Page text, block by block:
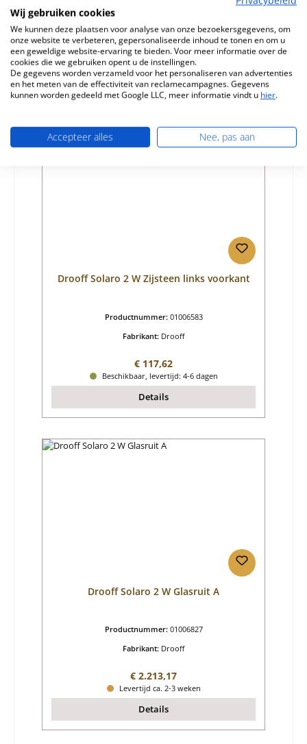
Fabrikant:
Normale prijs:
€ 70,46
Beschikbaar, levertijd: 4-6 dagen
Details
Nog 3 op voorraad!
Drooff Solaro 2 W Zijsteen links voorkant
Productnummer: 01006583
Fabrikant: Drooff
Normale prijs:
€ 117,62
Beschikbaar, levertijd: 4-6 dagen
Details
Drooff Solaro 2 W Glasruit A
Productnummer: 01006827
Fabrikant: Drooff
Normale prijs:
€ 2.213,17
Levertijd ca. 2-3 weken
Details
Wij gebruiken cookies
We kunnen deze plaatsen voor analyse van onze bezoekersgegevens, om
onze website te verbeteren, gepersonaliseerde inhoud te tonen en om u
een geweldige website-ervaring te bieden. Voor meer informatie over de
cookies die we gebruiken opent u de instellingen.
De gegevens worden verzameld voor het personaliseren van advertenties
en het meten van de effectiviteit van reclamecampagnes. Gegevens
kunnen worden gedeeld met Google LLC, meer informatie vindt u hier.
Accepteer alles Nee, pas aan